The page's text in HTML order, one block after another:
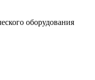
оборудования